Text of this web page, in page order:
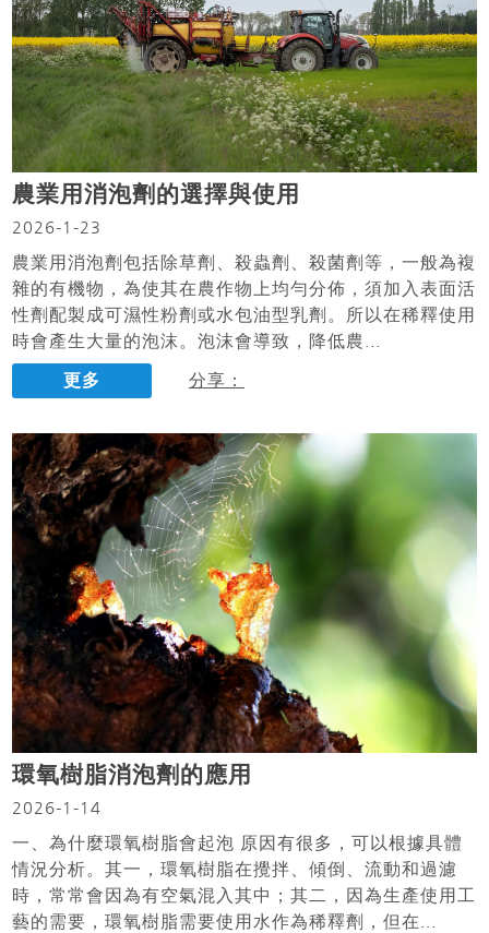
農業用消泡劑的選擇與使用
2026-1-23
農業用消泡劑包括除草劑、殺蟲劑、殺菌劑等，一般為複
雜的有機物，為使其在農作物上均勻分佈，須加入表面活
性劑配製成可濕性粉劑或水包油型乳劑。所以在稀釋使用
時會產生大量的泡沫。泡沫會導致，降低農...
更多
分享：
環氧樹脂消泡劑的應用
2026-1-14
一、為什麼環氧樹脂會起泡 原因有很多，可以根據具體
情況分析。其一，環氧樹脂在攪拌、傾倒、流動和過濾
時，常常會因為有空氣混入其中；其二，因為生產使用工
藝的需要，環氧樹脂需要使用水作為稀釋劑，但在...